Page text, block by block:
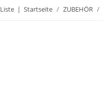
Startseite ZUBEHÖR